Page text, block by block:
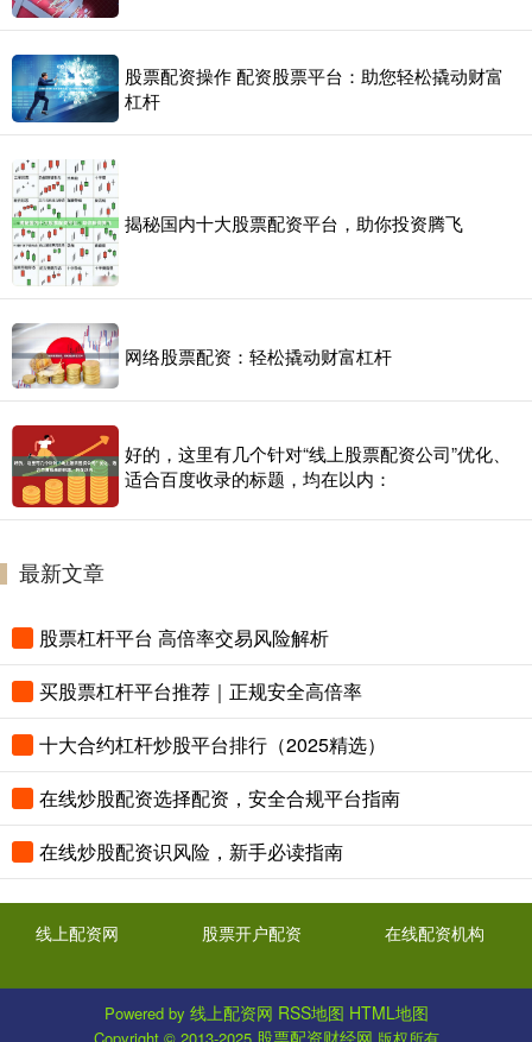
股票配资操作 配资股票平台：助您轻松撬动财富
杠杆
揭秘国内十大股票配资平台，助你投资腾飞
网络股票配资：轻松撬动财富杠杆
好的，这里有几个针对“线上股票配资公司”优化、
适合百度收录的标题，均在以内：
最新文章
股票杠杆平台 高倍率交易风险解析
买股票杠杆平台推荐｜正规安全高倍率
十大合约杠杆炒股平台排行（2025精选）
在线炒股配资选择配资，安全合规平台指南
在线炒股配资识风险，新手必读指南
线上配资网 股票开户配资 在线配资机构
Powered by 线上配资网 RSS地图 HTML地图
Copyright © 2013-2025 股票配资财经网 版权所有